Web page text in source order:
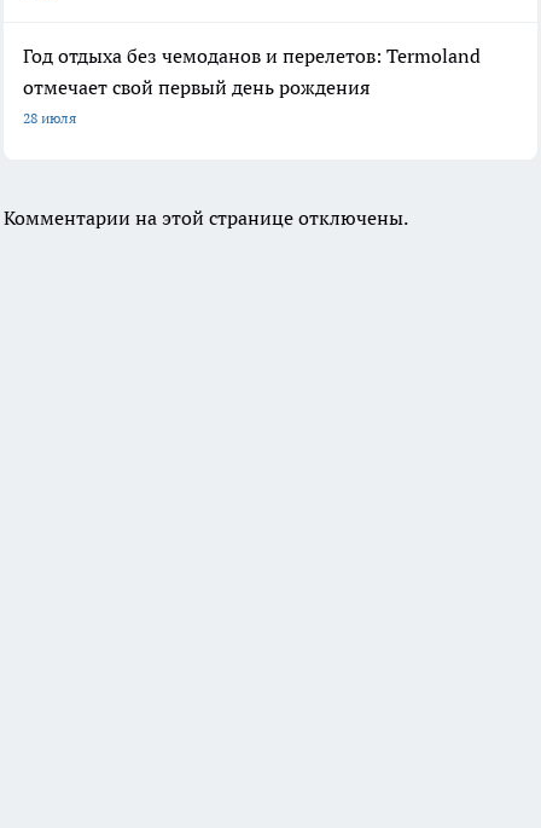
Год отдыха без чемоданов и перелетов: Termoland
отмечает свой первый день рождения
28 июля
Комментарии на этой странице отключены.